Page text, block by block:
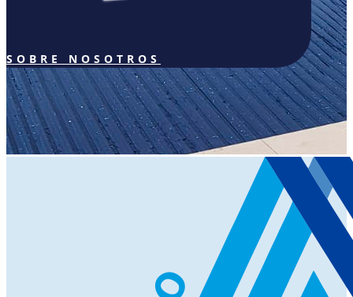
SOBRE NOSOTROS